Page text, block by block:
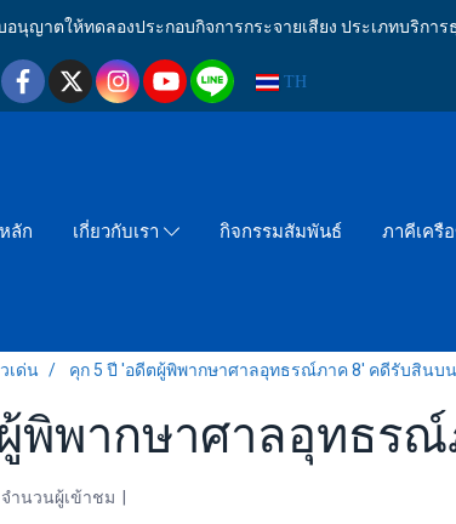
นุญาตให้ทดลองประกอบกิจการกระจายเสียง ประเภทบริก
TH
ลัก เกี่ยวกับเรา กิจกรรมสัมพันธ์ ภาคีเครื
เด่น คุก 5 ปี 'อดีตผู้พิพากษาศาลอุทธรณ์ภาค 8' คดีรับสินบ
พิพากษาศาลอุทธร
จำนวนผู้เข้าชม